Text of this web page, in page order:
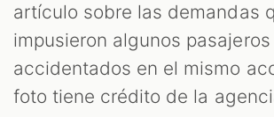
artículo sobre las demandas
impusieron algunos pasajeros
accidentados en el mismo
foto tiene crédito de la